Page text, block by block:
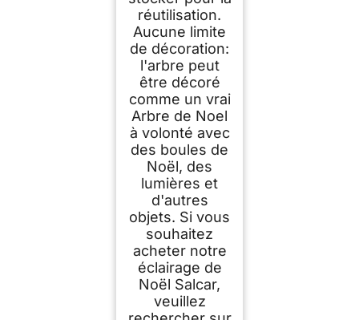
réutilisation.
Aucune limite
de décoration:
l'arbre peut
être décoré
comme un vrai
Arbre de Noel
à volonté avec
des boules de
Noël, des
lumières et
d'autres
objets. Si vous
souhaitez
acheter notre
éclairage de
Noël Salcar,
veuillez